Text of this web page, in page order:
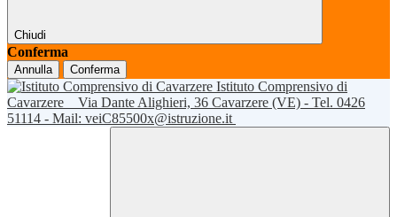
Chiudi
Conferma
Annulla Conferma
Istituto Comprensivo di
Cavarzere
Via Dante Alighieri, 36 Cavarzere (VE) - Tel. 0426
51114 - Mail: veiC85500x@istruzione.it